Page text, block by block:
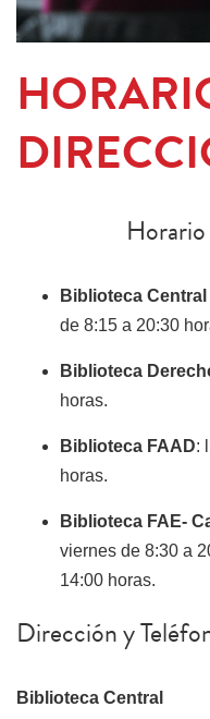
Biblioteca
de 8:15 a 20:30
Biblioteca
horas.
Biblioteca FAAD:
horas.
Biblioteca FAE-
viernes de 8:30 a
14:00 horas.
Dirección y
Biblioteca Central